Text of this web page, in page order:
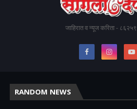
जाहिरात व न्यूज करिता -
RANDOM NEWS